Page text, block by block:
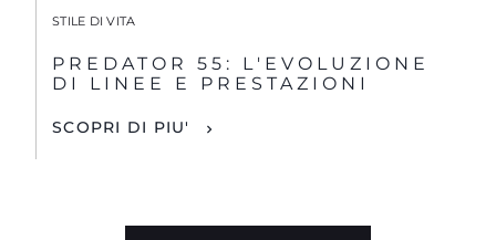
STILE DI VITA
PREDATOR 55: L'EVOLUZIONE
DI LINEE E PRESTAZIONI
SCOPRI DI PIU'